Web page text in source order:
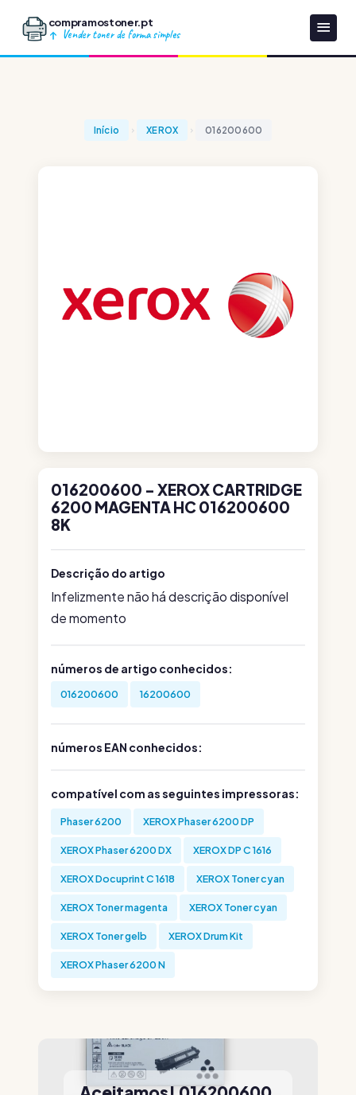
compramostoner.pt
Vender toner de forma simples
Início XEROX 016200600
016200600 - XEROX CARTRIDGE
6200 MAGENTA HC 016200600
8K
Descrição do artigo
Infelizmente não há descrição disponível
de momento
números de artigo conhecidos:
016200600 16200600
números EAN conhecidos:
compatível com as seguintes impressoras:
Phaser 6200 XEROX Phaser 6200 DP
XEROX Phaser 6200 DX XEROX DP C 1616
XEROX Docuprint C 1618 XEROX Toner cyan
XEROX Toner magenta XEROX Toner cyan
XEROX Toner gelb XEROX Drum Kit
XEROX Phaser 6200 N